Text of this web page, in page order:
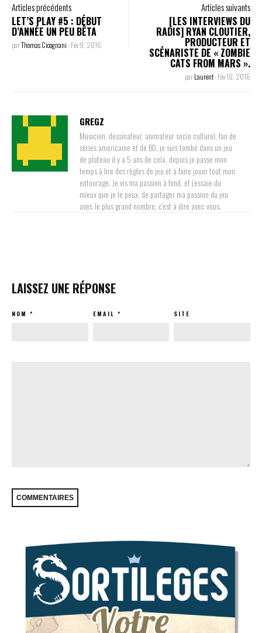
Articles précédents
LET’S PLAY #5 : DÉBUT
D’ANNÉE UN PEU BÊTA
parThomas Cicognani-Fév 9, 2016
Articles suivants
[LES INTERVIEWS DU
RADIS] RYAN CLOUTIER,
PRODUCTEUR ET
SCÉNARISTE DE « ZOMBIE
CATS FROM MARS ».
parLaurent-Fév 10, 2016
GREGZ
Musicien, dessinateur, animateur socio culturel, fan de
séries américaine et de BD, je suis tombé dans un jeu
de plateau il y a 5 ans de cela, depuis je passe mon
temps à lire des règles de jeu et à faire jouer tout mon
entourage. Je vis ma passion à fond, et j'essaie du
mieux que je le peux, de partager ma passion du jeu
avec le plus grand nombre, c'est à dire avec vous.
LAISSEZ UNE RÉPONSE
NOM * EMAIL * SITE